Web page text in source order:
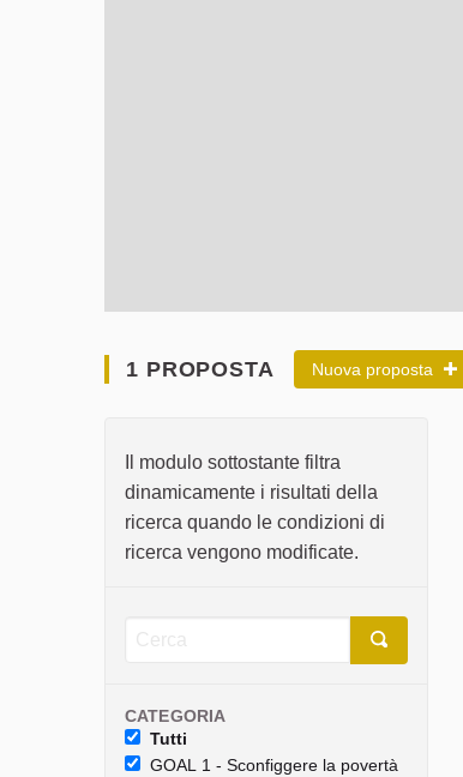
1 PROPOSTA Nuova proposta
Il modulo sottostante filtra
dinamicamente i risultati della
ricerca quando le condizioni di
ricerca vengono modificate.
CATEGORIA
Tutti
GOAL 1 - Sconfiggere la povertà